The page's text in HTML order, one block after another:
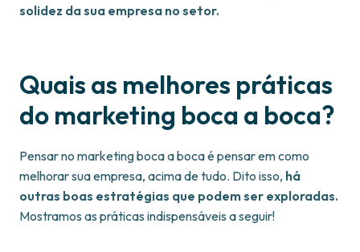
solidez da sua empresa no setor.
Quais as melhores práticas
do marketing boca a boca?
Pensar no marketing boca a boca é pensar em como
melhorar sua empresa, acima de tudo. Dito isso, há
outras boas estratégias que podem ser exploradas.
Mostramos as práticas indispensáveis a seguir!